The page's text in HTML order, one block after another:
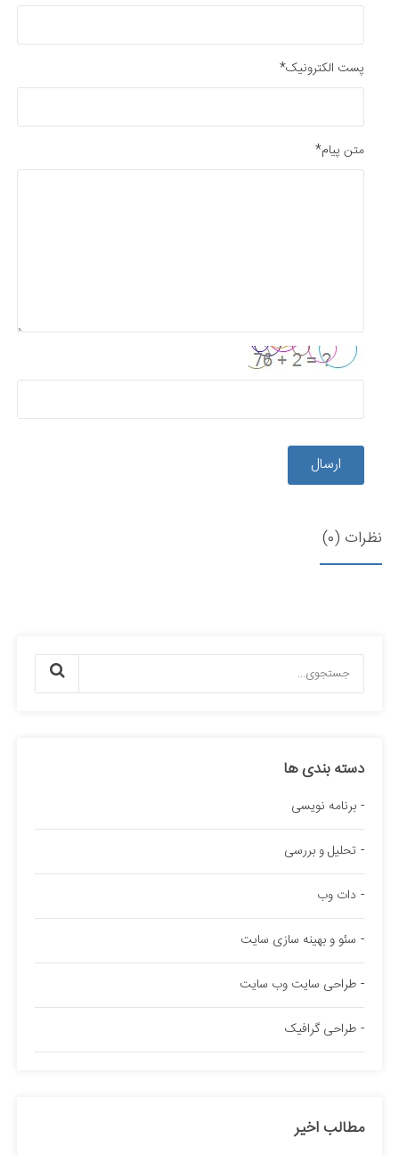
پست الکترونیک*
متن پیام*
ارسال
نظرات (0)
دسته بندی ها
برنامه نویسی
تحلیل و بررسی
دات وب
سئو و بهینه سازی سایت
طراحی سایت وب سایت
طراحی گرافیک
مطالب اخیر